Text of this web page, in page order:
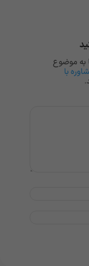
به موضوع
با